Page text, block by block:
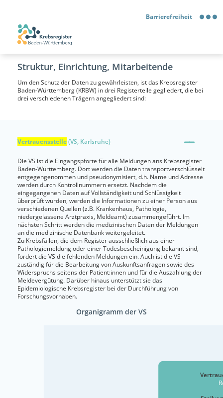
Barrierefreiheit
Barrierefreiheit
Kontrastmodus
Gebärdensprache
Struktur, Einrichtung, Mitarbeitende
Um den Schutz der Daten zu gewährleisten, ist das Krebsregister
Baden-Württemberg (KRBW) in drei Registerteile gegliedert, die bei
drei verschiedenen Trägern angegliedert sind:
Vertrauensstelle(VS, Karlsruhe)
Die VS ist die Eingangspforte für alle Meldungen ans Krebsregister
Baden-Württemberg. Dort werden die Daten transportverschlüsselt
entgegengenommen und pseudonymisiert, d.h. Name und Adresse
werden durch Kontrollnummern ersetzt. Nachdem die
eingegangenen Daten auf Vollständigkeit und Schlüssigkeit
überprüft wurden, werden die Informationen zu einer Person aus
verschiedenen Quellen (z.B. Krankenhaus, Pathologie,
niedergelassene Arztpraxis, Meldeamt) zusammengeführt. Im
nächsten Schritt werden die medizinischen Daten der Meldungen
an die medizinische Datenbank weitergeleitet.
Zu Krebsfällen, die dem Register ausschließlich aus einer
Pathologiemeldung oder einer Todesbescheinigung bekannt sind,
fordert die VS die fehlenden Meldungen ein. Auch ist die VS
zuständig für die Bearbeitung von Auskunftsanfragen sowie des
Widerspruchs seitens der Patient:innen und für die Auszahlung der
Meldevergütung. Darüber hinaus unterstützt sie das
Epidemiologische Krebsregister bei der Durchführung von
Forschungsvorhaben.
Organigramm der VS